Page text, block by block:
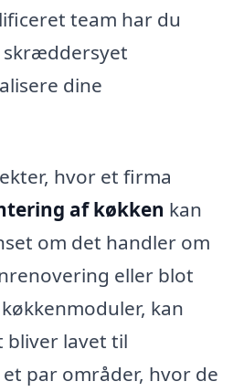
team har du
dine
hvor et firma
af køkken kan
om det handler om
eller blot
kan
bliver lavet til
par områder, hvor de